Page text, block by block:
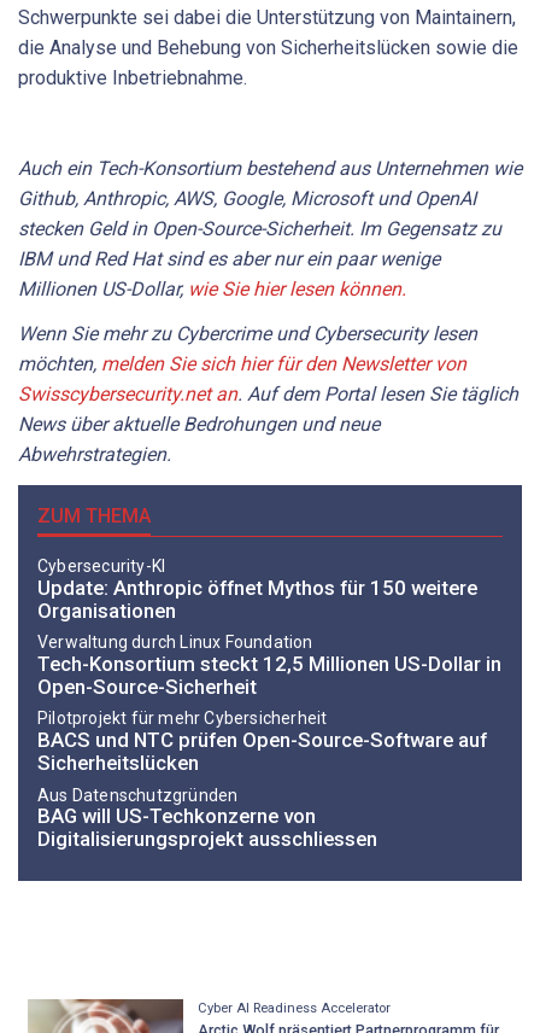
Schwerpunkte sei dabei die Unterstützung von Maintainern,
die Analyse und Behebung von Sicherheitslücken sowie die
produktive Inbetriebnahme.
Auch ein Tech-Konsortium bestehend aus Unternehmen wie
Github, Anthropic, AWS, Google, Microsoft und OpenAI
stecken Geld in Open-Source-Sicherheit. Im Gegensatz zu
IBM und Red Hat sind es aber nur ein paar wenige
Millionen US-Dollar, wie Sie hier lesen können.
Wenn Sie mehr zu Cybercrime und Cybersecurity lesen
möchten, melden Sie sich hier für den Newsletter von
Swisscybersecurity.net an. Auf dem Portal lesen Sie täglich
News über aktuelle Bedrohungen und neue
Abwehrstrategien.
ZUM THEMA
Cybersecurity-KI
Update: Anthropic öffnet Mythos für 150 weitere
Organisationen
Verwaltung durch Linux Foundation
Tech-Konsortium steckt 12,5 Millionen US-Dollar in
Open-Source-Sicherheit
Pilotprojekt für mehr Cybersicherheit
BACS und NTC prüfen Open-Source-Software auf
Sicherheitslücken
Aus Datenschutzgründen
BAG will US-Techkonzerne von
Digitalisierungsprojekt ausschliessen
Cyber AI Readiness Accelerator